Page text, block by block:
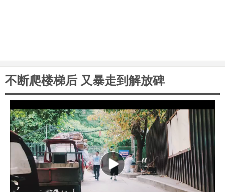
不断爬楼梯后 又暴走到解放碑